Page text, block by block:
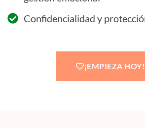
Confidencialidad y
¡EMPIEZA HOY!